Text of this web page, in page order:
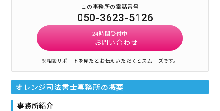
この事務所の電話番号
050-3623-5126
24時間受付中
お問い合わせ
※相談サポートを見たとお伝えいただくとスムーズです。
オレンジ司法書士事務所の概要
事務所紹介